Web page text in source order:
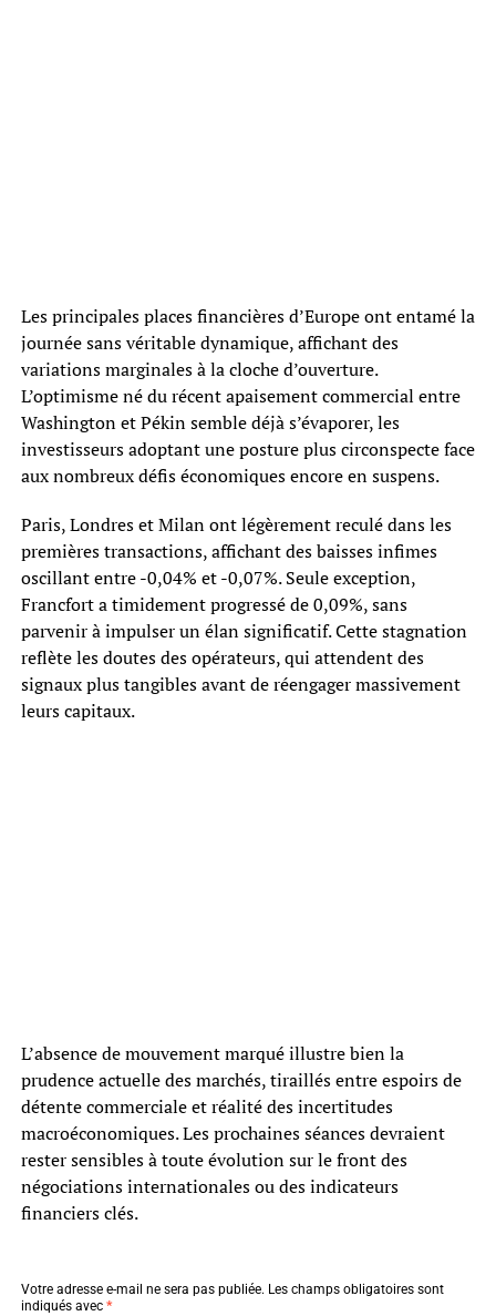
Les principales places financières d’Europe ont entamé la
journée sans véritable dynamique, affichant des
variations marginales à la cloche d’ouverture.
L’optimisme né du récent apaisement commercial entre
Washington et Pékin semble déjà s’évaporer, les
investisseurs adoptant une posture plus circonspecte face
aux nombreux défis économiques encore en suspens.
Paris, Londres et Milan ont légèrement reculé dans les
premières transactions, affichant des baisses infimes
oscillant entre -0,04% et -0,07%. Seule exception,
Francfort a timidement progressé de 0,09%, sans
parvenir à impulser un élan significatif. Cette stagnation
reflète les doutes des opérateurs, qui attendent des
signaux plus tangibles avant de réengager massivement
leurs capitaux.
L’absence de mouvement marqué illustre bien la
prudence actuelle des marchés, tiraillés entre espoirs de
détente commerciale et réalité des incertitudes
macroéconomiques. Les prochaines séances devraient
rester sensibles à toute évolution sur le front des
négociations internationales ou des indicateurs
financiers clés.
Votre adresse e-mail ne sera pas publiée. Les champs obligatoires sont
indiqués avec *